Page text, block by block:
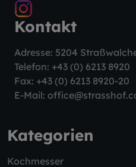
Kontakt
Adresse: 5204
Telefon: +43 (0) 6213 8920
Fax: +43 (0) 6213 8920-20
E-Mail:
Kategorien
Kochmesser